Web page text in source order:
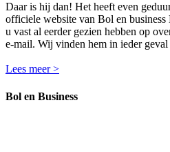
Daar is hij dan! Het heeft even
officiele website van Bol en
u vast al eerder gezien hebben op
e-mail. Wij vinden hem in ieder geval
Lees meer >
Bol en Business